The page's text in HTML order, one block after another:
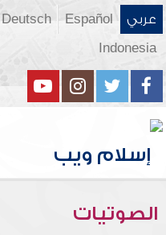
عربي Español
Deutsch
Indonesia
الصوتيات